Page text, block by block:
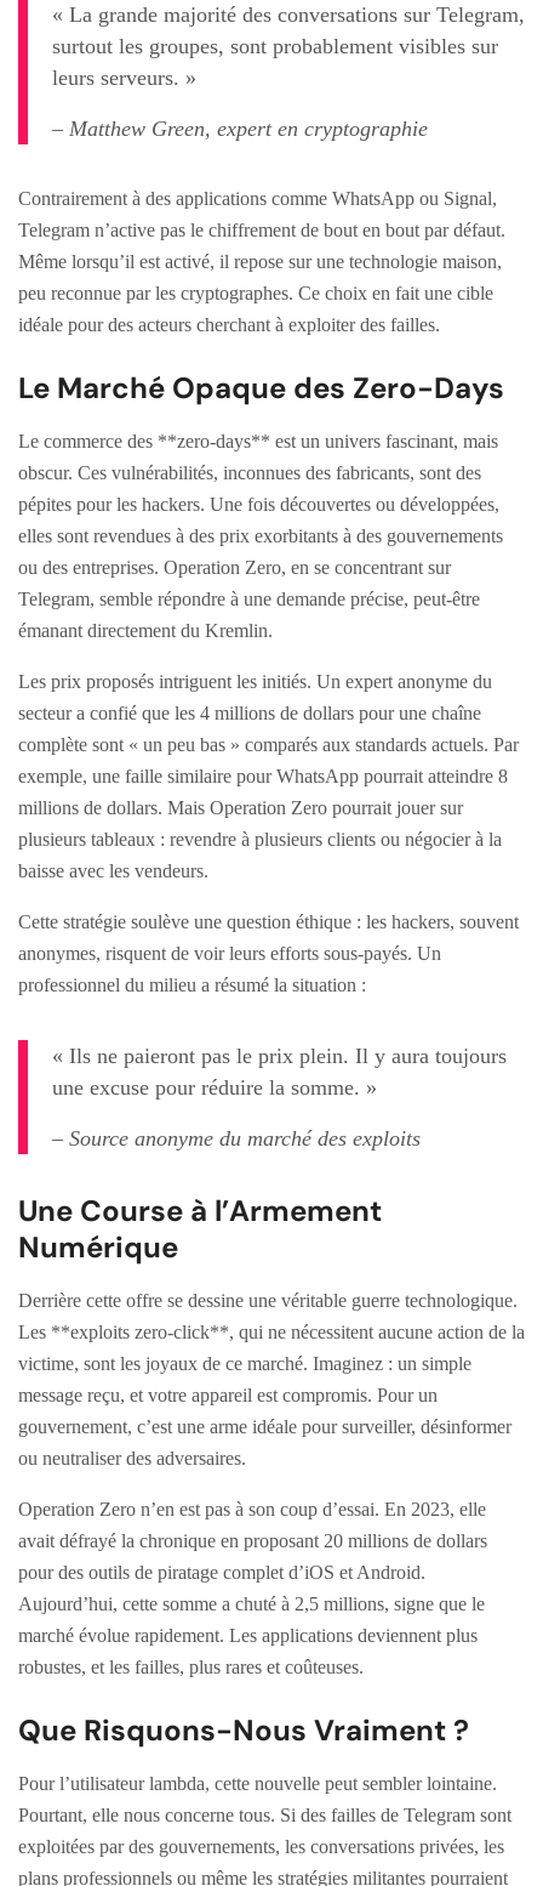
« La grande majorité des conversations sur Telegram,
surtout les groupes, sont probablement visibles sur
leurs serveurs. »
– Matthew Green, expert en cryptographie
Contrairement à des applications comme WhatsApp ou Signal,
Telegram n’active pas le chiffrement de bout en bout par défaut.
Même lorsqu’il est activé, il repose sur une technologie maison,
peu reconnue par les cryptographes. Ce choix en fait une cible
idéale pour des acteurs cherchant à exploiter des failles.
Le Marché Opaque des Zero-Days
Le commerce des **zero-days** est un univers fascinant, mais
obscur. Ces vulnérabilités, inconnues des fabricants, sont des
pépites pour les hackers. Une fois découvertes ou développées,
elles sont revendues à des prix exorbitants à des gouvernements
ou des entreprises. Operation Zero, en se concentrant sur
Telegram, semble répondre à une demande précise, peut-être
émanant directement du Kremlin.
Les prix proposés intriguent les initiés. Un expert anonyme du
secteur a confié que les 4 millions de dollars pour une chaîne
complète sont « un peu bas » comparés aux standards actuels. Par
exemple, une faille similaire pour WhatsApp pourrait atteindre 8
millions de dollars. Mais Operation Zero pourrait jouer sur
plusieurs tableaux : revendre à plusieurs clients ou négocier à la
baisse avec les vendeurs.
Cette stratégie soulève une question éthique : les hackers, souvent
anonymes, risquent de voir leurs efforts sous-payés. Un
professionnel du milieu a résumé la situation :
« Ils ne paieront pas le prix plein. Il y aura toujours
une excuse pour réduire la somme. »
– Source anonyme du marché des exploits
Une Course à l’Armement
Numérique
Derrière cette offre se dessine une véritable guerre technologique.
Les **exploits zero-click**, qui ne nécessitent aucune action de la
victime, sont les joyaux de ce marché. Imaginez : un simple
message reçu, et votre appareil est compromis. Pour un
gouvernement, c’est une arme idéale pour surveiller, désinformer
ou neutraliser des adversaires.
Operation Zero n’en est pas à son coup d’essai. En 2023, elle
avait défrayé la chronique en proposant 20 millions de dollars
pour des outils de piratage complet d’iOS et Android.
Aujourd’hui, cette somme a chuté à 2,5 millions, signe que le
marché évolue rapidement. Les applications deviennent plus
robustes, et les failles, plus rares et coûteuses.
Que Risquons-Nous Vraiment ?
Pour l’utilisateur lambda, cette nouvelle peut sembler lointaine.
Pourtant, elle nous concerne tous. Si des failles de Telegram sont
exploitées par des gouvernements, les conversations privées, les
plans professionnels ou même les stratégies militantes pourraient